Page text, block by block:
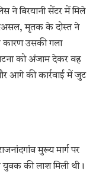
ने बिरयानी सेंटर में मिले
मृतक के दोस्त ने
कारण उसकी गला
को अंजाम देकर वह
आगे की कार्रवाई में जुट
मुख्य मार्ग पर
की लाश मिली थी।